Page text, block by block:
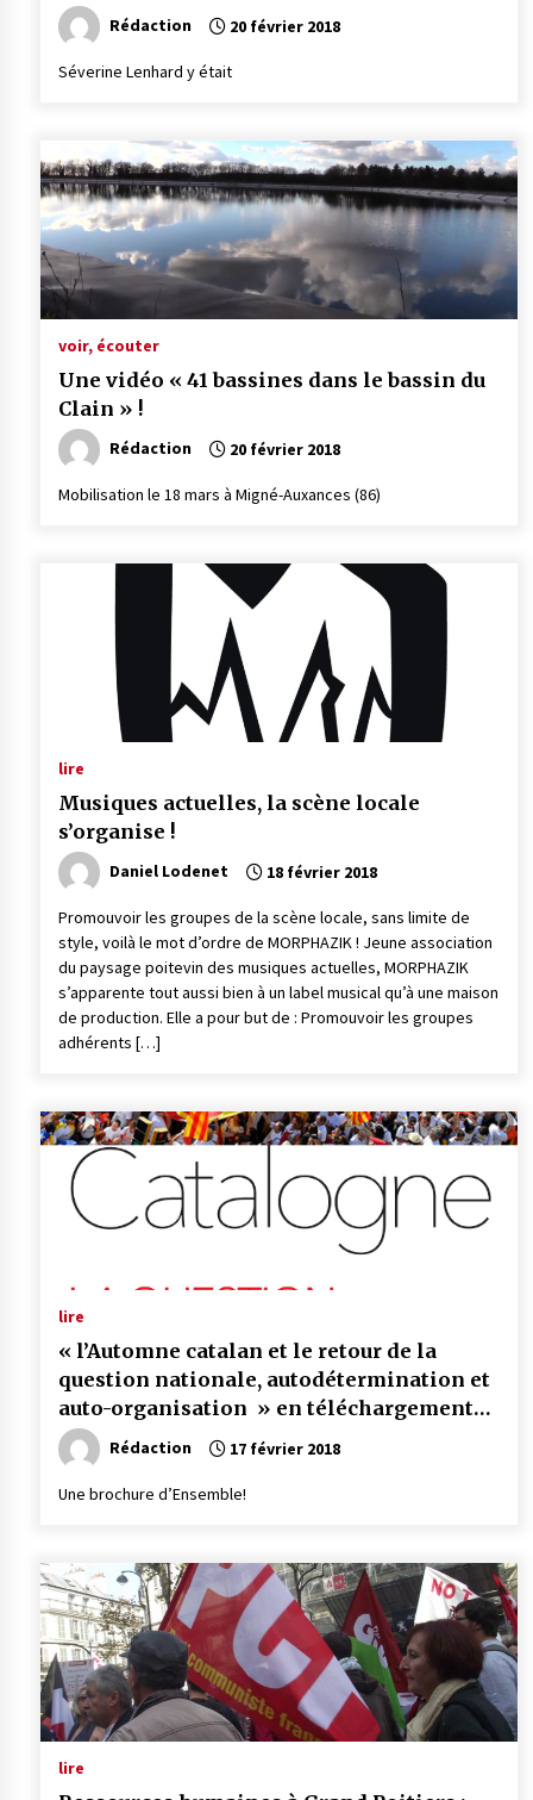
Rédaction 20 février 2018
Séverine Lenhard y était
voir, écouter
Une vidéo « 41 bassines dans le bassin du
Clain » !
Rédaction 20 février 2018
Mobilisation le 18 mars à Migné-Auxances (86)
lire
Musiques actuelles, la scène locale
s’organise !
Daniel Lodenet 18 février 2018
Promouvoir les groupes de la scène locale, sans limite de
style, voilà le mot d’ordre de MORPHAZIK ! Jeune association
du paysage poitevin des musiques actuelles, MORPHAZIK
s’apparente tout aussi bien à un label musical qu’à une maison
de production. Elle a pour but de : Promouvoir les groupes
adhérents […]
lire
« l’Automne catalan et le retour de la
question nationale, autodétermination et
auto-organisation » en téléchargement
libre Rédaction 17 février 2018
Une brochure d’Ensemble!
lire